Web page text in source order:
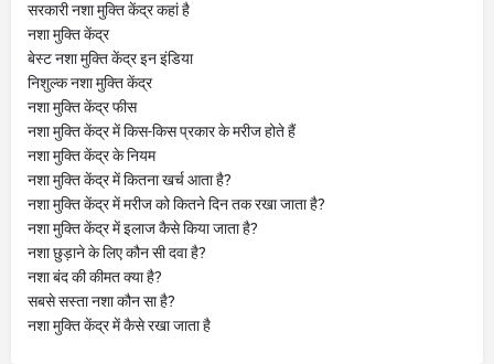
सरकारी नशा मुक्ति केंद्र कहां है
नशा मुक्ति केंद्र
बेस्ट नशा मुक्ति केंद्र इन इंडिया
निशुल्क नशा मुक्ति केंद्र
नशा मुक्ति केंद्र फीस
नशा मुक्ति केंद्र में किस-किस प्रकार के मरीज होते हैं
नशा मुक्ति केंद्र के नियम
नशा मुक्ति केंद्र में कितना खर्च आता है?
नशा मुक्ति केंद्र में मरीज को कितने दिन तक रखा जाता है?
नशा मुक्ति केंद्र में इलाज कैसे किया जाता है?
नशा छुड़ाने के लिए कौन सी दवा है?
नशा बंद की कीमत क्या है?
सबसे सस्ता नशा कौन सा है?
नशा मुक्ति केंद्र में कैसे रखा जाता है